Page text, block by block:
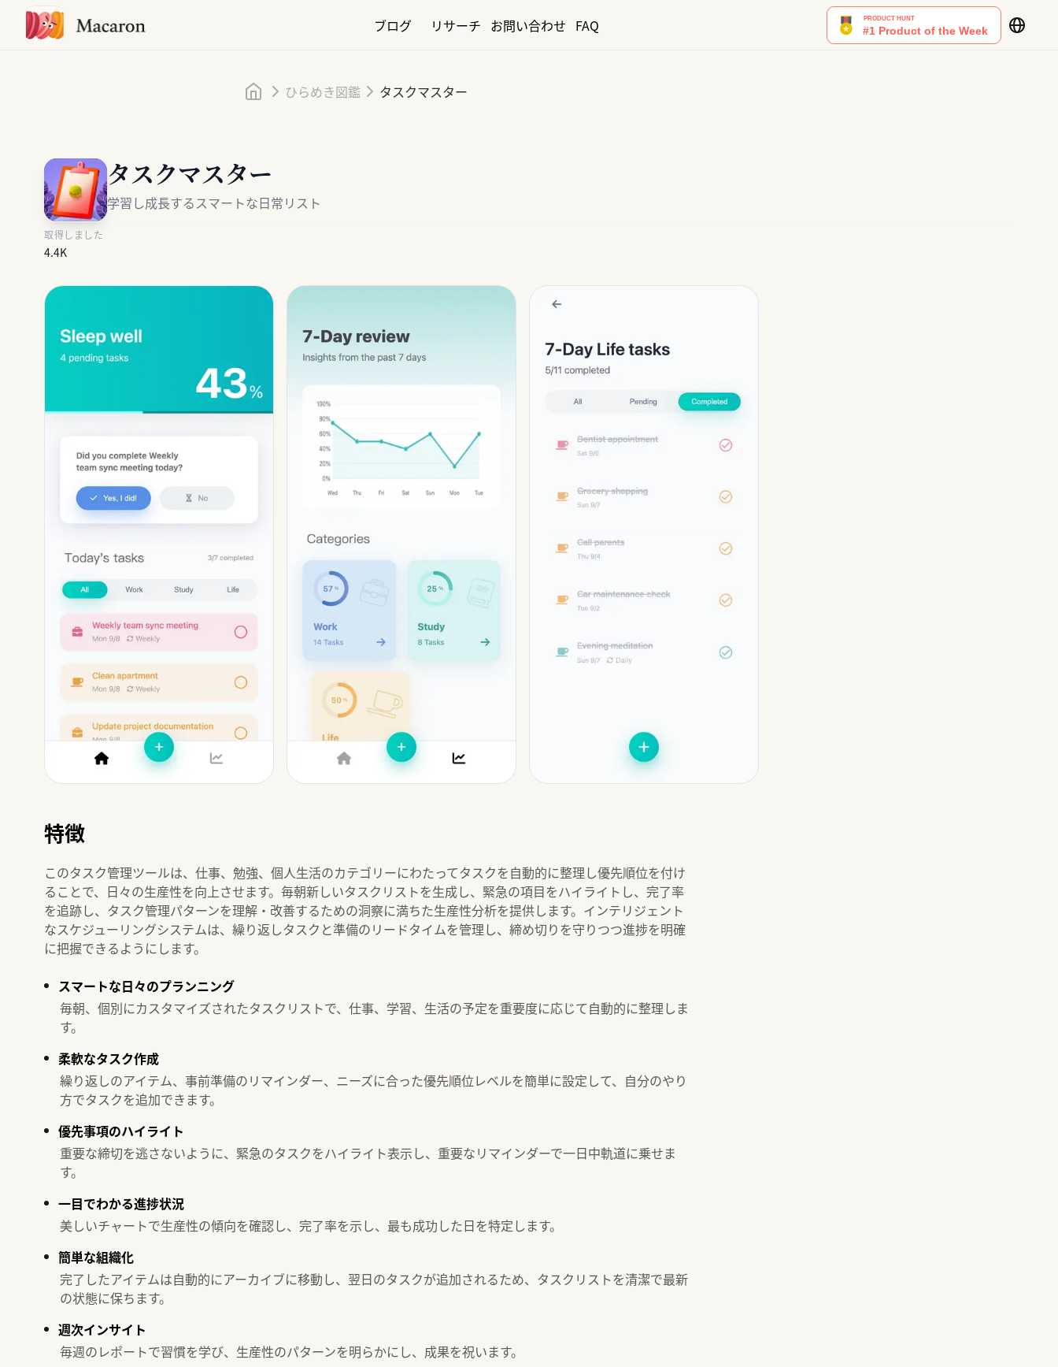
ブログ リサーチ お問い合わせ FAQ
ホームひらめき図鑑 タスクマスター
タスクマスター
学習し成長するスマートな日常リスト
取得しました
4.4K
特徴
このタスク管理ツールは、仕事、勉強、個人生活のカテゴリーにわたってタスクを自動的に整理し優先順位を付け
ることで、日々の生産性を向上させます。毎朝新しいタスクリストを生成し、緊急の項目をハイライトし、完了率
を追跡し、タスク管理パターンを理解・改善するための洞察に満ちた生産性分析を提供します。インテリジェント
なスケジューリングシステムは、繰り返しタスクと準備のリードタイムを管理し、締め切りを守りつつ進捗を明確
に把握できるようにします。
スマートな日々のプランニング
毎朝、個別にカスタマイズされたタスクリストで、仕事、学習、生活の予定を重要度に応じて自動的に整理しま
す。
柔軟なタスク作成
繰り返しのアイテム、事前準備のリマインダー、ニーズに合った優先順位レベルを簡単に設定して、自分のやり
方でタスクを追加できます。
優先事項のハイライト
重要な締切を逃さないように、緊急のタスクをハイライト表示し、重要なリマインダーで一日中軌道に乗せま
す。
一目でわかる進捗状況
美しいチャートで生産性の傾向を確認し、完了率を示し、最も成功した日を特定します。
簡単な組織化
完了したアイテムは自動的にアーカイブに移動し、翌日のタスクが追加されるため、タスクリストを清潔で最新
の状態に保ちます。
週次インサイト
毎週のレポートで習慣を学び、生産性のパターンを明らかにし、成果を祝います。